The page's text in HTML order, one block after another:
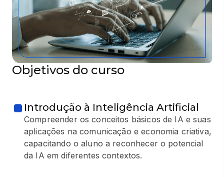
Objetivos do curso
Introdução à Inteligência Artificial
Compreender os conceitos básicos de IA e suas
aplicações na comunicação e economia criativa,
capacitando o aluno a reconhecer o potencial
da IA em diferentes contextos.